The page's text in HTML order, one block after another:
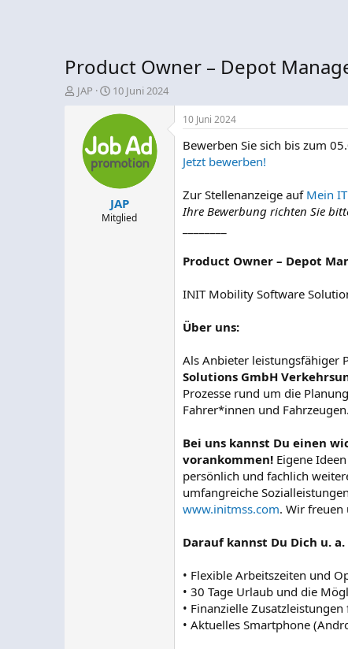
Product Owner – Depot
E
JAP
E
s
t
e
l
t
a
m
10 Juni 2024
JAP
Mitglied
10 Juni 2024
Bewerben Sie sich bis zum
Jetzt bewerben!
Zur Stellenanzeige auf Mein
Ihre Bewerbung richten Sie
Product Owner – Depot
INIT Mobility Software
Über uns:
Als Anbieter leistungsfähiger
Solutions GmbH
Prozesse rund um die
Fahrer*innen und Fahrzeugen.
Bei uns kannst Du einen
vorankommen! Eigene
persönlich und fachlich
umfangreiche
www.initmss.com. Wir freuen
Darauf kannst Du Dich u.
• Flexible Arbeitszeiten und
• 30 Tage Urlaub und die
• Finanzielle
• Aktuelles Smartphone